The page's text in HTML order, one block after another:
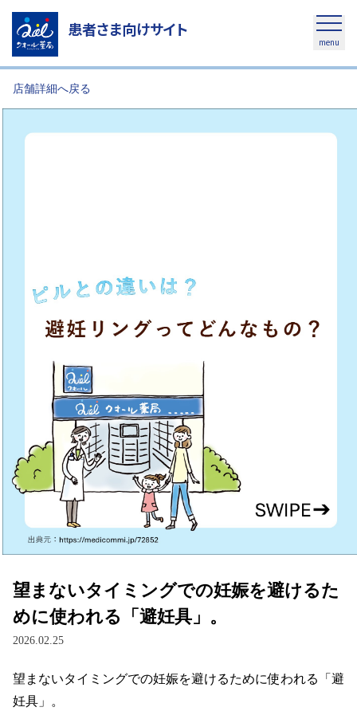
患者さま向けサイト
menu
店舗詳細へ戻る
望まないタイミングでの妊娠を避けるた
めに使われる「避妊具」。
2026.02.25
望まないタイミングでの妊娠を避けるために使われる「避
妊具」。